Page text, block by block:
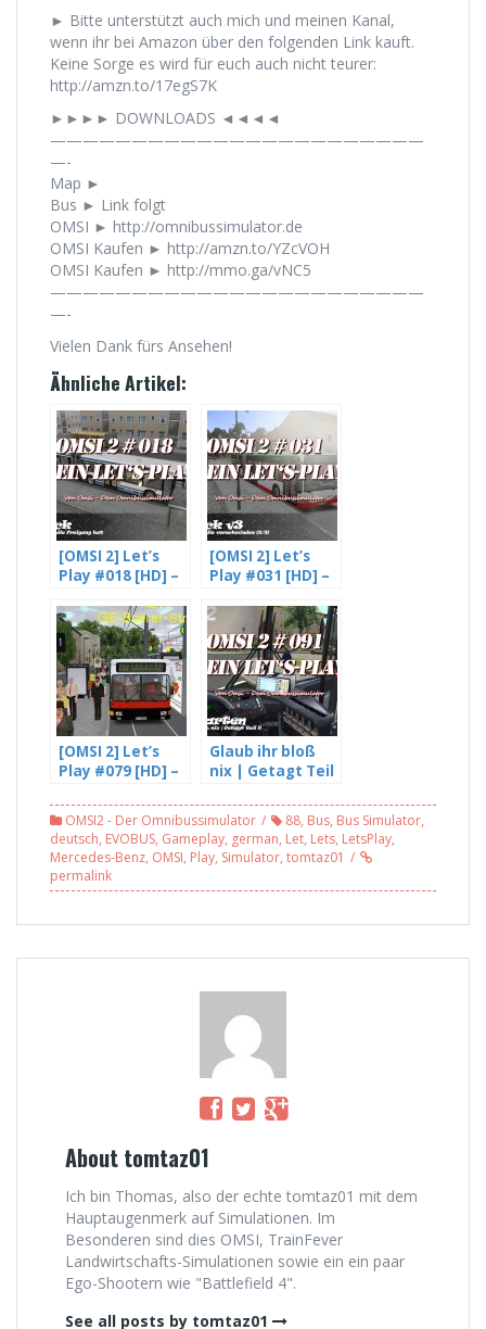
► Bitte unterstützt auch mich und meinen Kanal,
wenn ihr bei Amazon über den folgenden Link kauft.
Keine Sorge es wird für euch auch nicht teurer:
http://amzn.to/17egS7K
►►►► DOWNLOADS ◄◄◄◄
———————————————————————
—-
Map ►
Bus ► Link folgt
OMSI ► http://omnibussimulator.de
OMSI Kaufen ► http://amzn.to/YZcVOH
OMSI Kaufen ► http://mmo.ga/vNC5
———————————————————————
—-
Vielen Dank fürs Ansehen!
Ähnliche Artikel:
[OMSI 2] Let’s
Play #018 [HD] –
Freigang hat –
mit Freddy LP
(4/4)
[OMSI 2] Let’s
Play #031 [HD] –
verschwinden –
Gladbeck V3 (2/3)
[OMSI 2] Let’s
Play #079 [HD] –
Linie 383 mit
dem GN1 |
Gladbeck v5
Glaub ihr bloß
nix | Getagt Teil
OMSI2 - Der Omnibussimulator 88, Bus, Bus Simulator,
deutsch, EVOBUS, Gameplay, german, Let, Lets, LetsPlay,
Mercedes-Benz, OMSI, Play, Simulator, tomtaz01
permalink
About tomtaz01
Ich bin Thomas, also der echte tomtaz01 mit dem
Hauptaugenmerk auf Simulationen. Im
Besonderen sind dies OMSI, TrainFever
Landwirtschafts-Simulationen sowie ein ein paar
Ego-Shootern wie "Battlefield 4".
See all posts by tomtaz01